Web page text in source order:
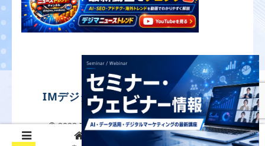
IMデジタルマーケティングニュース
© 2023 IMデジタルマーケティングニュース.